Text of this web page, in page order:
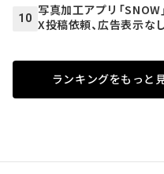
10
写真加工アプリ「
X投稿依頼、広告表示
ランキングをもっと